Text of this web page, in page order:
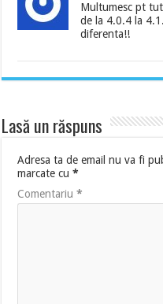
Multumesc pt
de la 4.0.4 la
diferenta!!
Lasă un răspuns
Adresa ta de email nu va fi
marcate cu*
Comentariu*